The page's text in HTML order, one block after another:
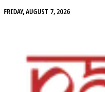
FRIDAY, AUGUST 7, 2026